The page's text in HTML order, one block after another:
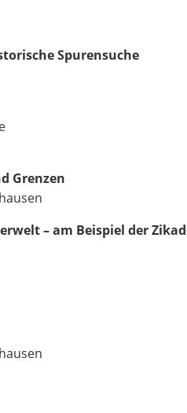
Spurensuche
Grenzen
– am Beispiel der